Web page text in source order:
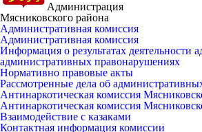
Администрация
Мясниковского района
Административная комиссия
Административная комиссия
Информация о результатах
административных правонарушениях
Нормативно правовые акты
Рассмотренные дела об
Антинаркотическая комиссия
Антинаркотическая комиссия
Взаимодействие с казаками
Контактная информация комиссии